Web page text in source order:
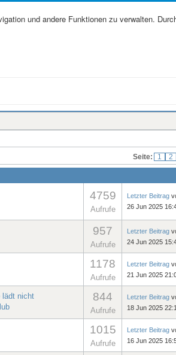
und andere Funktionen zu verwalten.
Seite: 1 2
4759
Aufrufe
Letzter Beitrag
26 Jun 2025
957
Aufrufe
Letzter Beitrag
24 Jun 2025
1178
Aufrufe
Letzter Beitrag
21 Jun 2025
lädt nicht
844
Aufrufe
Letzter Beitrag
18 Jun 2025
1015
Aufrufe
Letzter Beitrag
16 Jun 2025